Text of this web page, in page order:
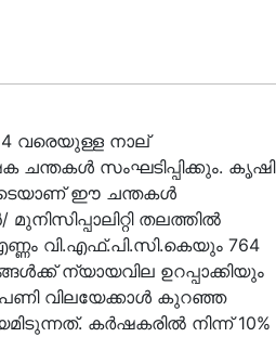
4 വരെയുള്ള നാല്
ചന്തകൾ സംഘടിപ്പിക്കും. കൃഷി
ഈ ചന്തകൾ
തലത്തില്‍
വി.എഫ്.പി.സി.കെയും 764
ന്യായവില ഉറപ്പാക്കിയും
വിലയേക്കാള്‍ കുറഞ്ഞ
കർഷകരിൽ നിന്ന് 10%